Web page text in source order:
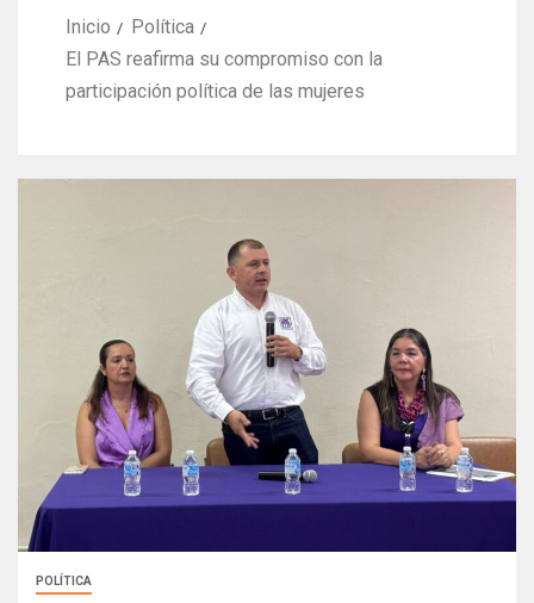
Inicio
Política
El PAS reafirma su compromiso con la
participación política de las mujeres
POLÍTICA